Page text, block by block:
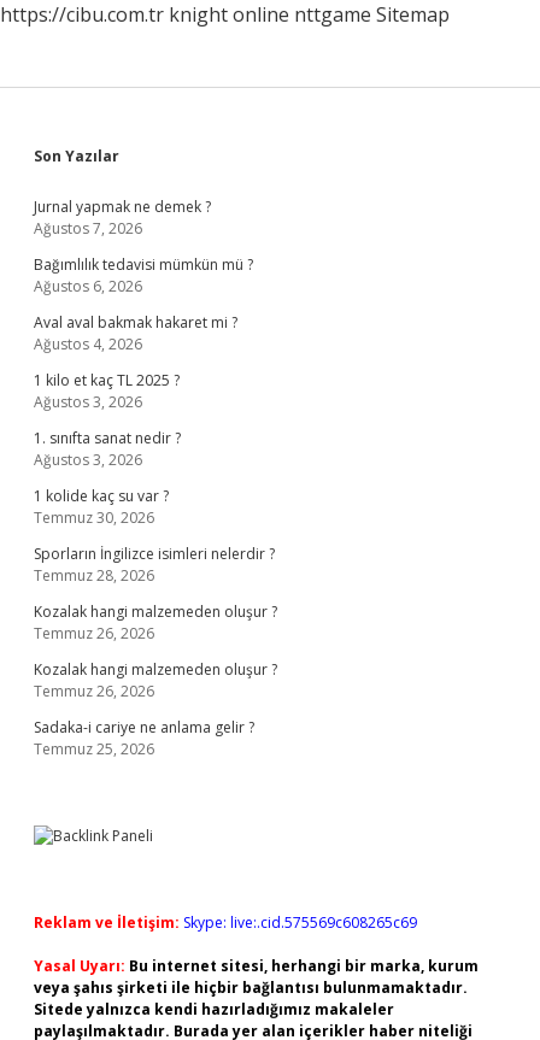
https://cibu.com.tr knight online nttgame Sitemap
Sidebar
Son Yazılar
Jurnal yapmak ne demek ?
Ağustos 7, 2026
Bağımlılık tedavisi mümkün mü ?
Ağustos 6, 2026
Aval aval bakmak hakaret mi ?
Ağustos 4, 2026
1 kilo et kaç TL 2025 ?
Ağustos 3, 2026
1. sınıfta sanat nedir ?
Ağustos 3, 2026
1 kolide kaç su var ?
Temmuz 30, 2026
Sporların İngilizce isimleri nelerdir ?
Temmuz 28, 2026
Kozalak hangi malzemeden oluşur ?
Temmuz 26, 2026
Kozalak hangi malzemeden oluşur ?
Temmuz 26, 2026
Sadaka-i cariye ne anlama gelir ?
Temmuz 25, 2026
Reklam ve İletişim: Skype: live:.cid.575569c608265c69
Yasal Uyarı: Bu internet sitesi, herhangi bir marka, kurum
veya şahıs şirketi ile hiçbir bağlantısı bulunmamaktadır.
Sitede yalnızca kendi hazırladığımız makaleler
paylaşılmaktadır. Burada yer alan içerikler haber niteliği